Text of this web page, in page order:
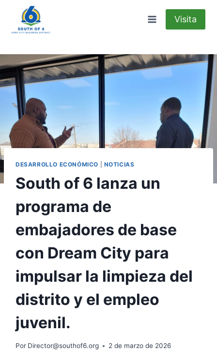
contenido
Visita
DESARROLLO ECONÓMICO NOTICIAS
South of 6 lanza un
programa de
embajadores de base
con Dream City para
impulsar la limpieza del
distrito y el empleo
juvenil.
Por Director@southof6.org 2 de marzo de 2026